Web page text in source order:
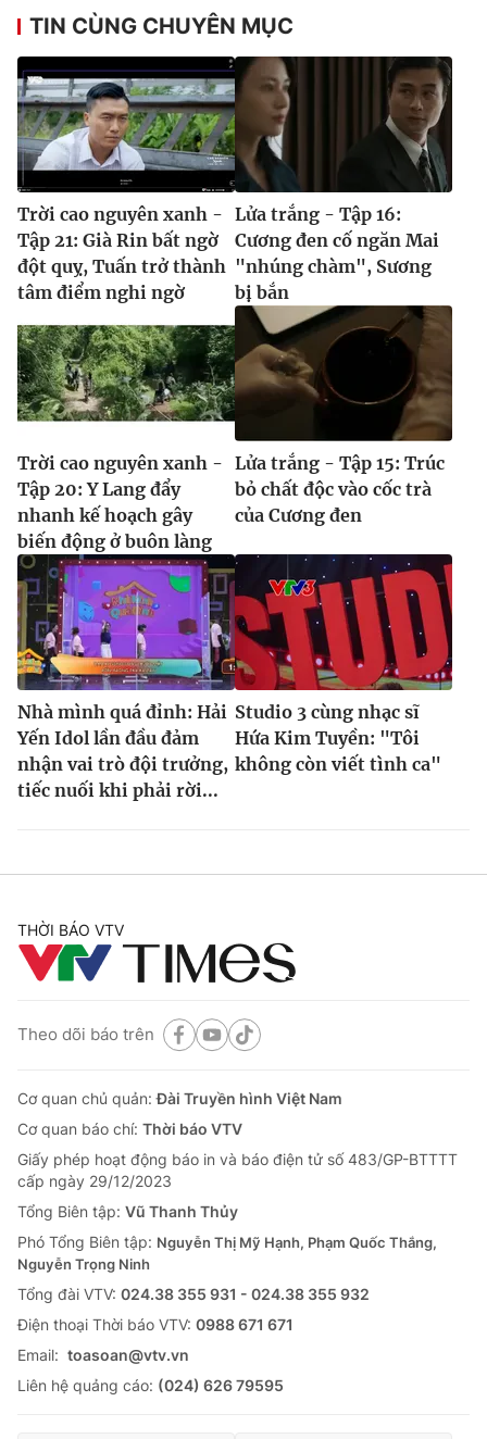
TIN CÙNG CHUYÊN MỤC
Trời cao nguyên xanh -
Tập 21: Già Rin bất ngờ
đột quỵ, Tuấn trở thành
tâm điểm nghi ngờ
Lửa trắng - Tập 16:
Cương đen cố ngăn Mai
"nhúng chàm", Sương
bị bắn
Trời cao nguyên xanh -
Tập 20: Y Lang đẩy
nhanh kế hoạch gây
biến động ở buôn làng
Lửa trắng - Tập 15: Trúc
bỏ chất độc vào cốc trà
của Cương đen
Nhà mình quá đỉnh: Hải
Yến Idol lần đầu đảm
nhận vai trò đội trưởng,
tiếc nuối khi phải rời...
Studio 3 cùng nhạc sĩ
Hứa Kim Tuyền: "Tôi
không còn viết tình ca"
THỜI BÁO VTV
Theo dõi báo trên
Cơ quan chủ quản:Đài Truyền hình Việt Nam
Cơ quan báo chí: Thời báo VTV
Giấy phép hoạt động báo in và báo điện tử số 483/GP-BTTTT
cấp ngày 29/12/2023
Tổng Biên tập: Vũ Thanh Thủy
Phó Tổng Biên tập: Nguyễn Thị Mỹ Hạnh, Phạm Quốc Thắng,
Nguyễn Trọng Ninh
Tổng đài VTV: 024.38 355 931 - 024.38 355 932
Ðiện thoại Thời báo VTV: 0988 671 671
Email: toasoan@vtv.vn
Liên hệ quảng cáo: (024) 626 79595